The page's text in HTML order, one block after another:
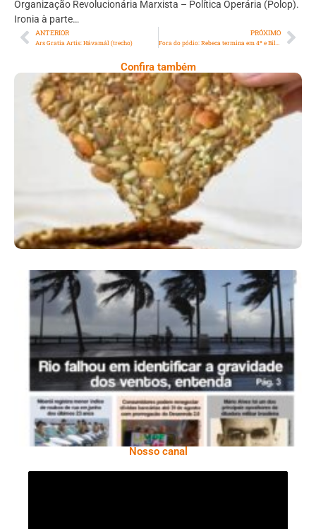
Organização Revolucionária Marxista – Política Operária (Polop).
Ironia à parte…
ANTERIOR
Ars Gratia Artis: Hávamál (trecho)
PRÓXIMO
Confira também
Comer Bem: Cracker De Sementes
Ano X – Número 366 01 A 07 De Agosto De
2026
Nosso canal